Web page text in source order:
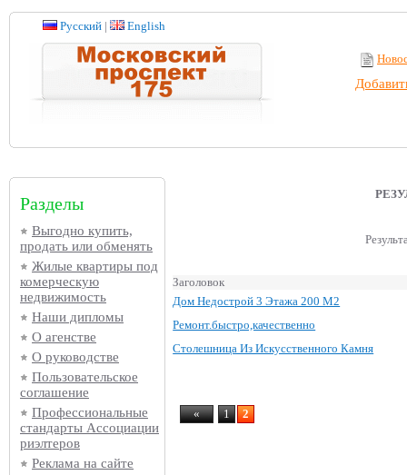
Русский | English
Разделы
Выгодно купить,
продать или обменять
Жилые квартиры под
комерческую
недвижимость
Наши дипломы
О агенстве
О руководстве
Пользовательское
соглашение
Профессиональные
стандарты Ассоциации
риэлтеров
Реклама на сайте
Заголовок
Дом Недострой 3 Этажа 200 М2
Ремонт.быстро,качественно
Столешница Из Искусственного Камня
« 1 2